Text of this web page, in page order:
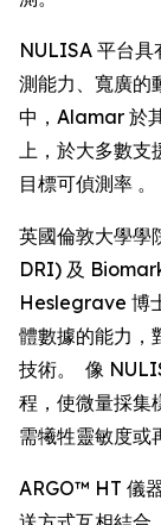
NULISA 平台具
測能力、寬廣的
中，Alamar 於
上，於大多數支
目標可偵測率 。
英國倫敦大學學
DRI) 及
Heslegrave 博
體數據的能力，
技術。 像
程，使微量採集
需犧牲靈敏度或
ARGO™ HT 儀